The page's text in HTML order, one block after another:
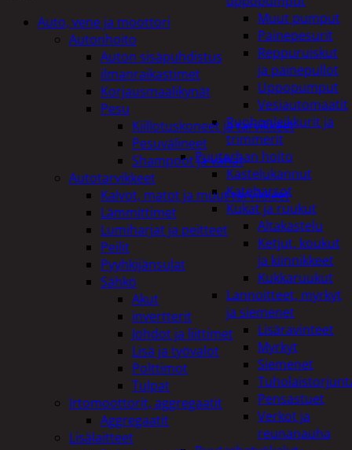
Muut pumput
Painepesurit
Reppuruiskut
ja painepullot
Uppopumput
Vesiautomaatit
Ruohonleikkurit ja
trimmerit
Puutarhan hoito
Kastelukannut
Kateharsot
Kukat ja ruukut
Altakastelu
Ketjut, koukut
ja kiinnikkeet
Kukkaruukut
Lannoitteet, myrkyt
ja siemenet
Lisäravinteet
Myrkyt
Siemenet
Pensastuet
Verkot ja
reunanauha
Auto, vene ja moottori
Autonhoito
Auton sisäpuhdistus
ilmanraikastimet
Korjausmaalikynät
Pesu
Kiillotuskoneet ja tarvikkeet
Pesuvälineet
Shampoot ja vahat
Autotarvikkeet
Kalvot, matot ja muut tarvikkeet
Lämmittimet
Lumiharjat ja peitteet
Peilit
Pyyhkijänsulat
Sähkö
Akut
invertterit
Johdot ja liittimet
Lisä ja työvalot
Polttimot
Tulpat
Irtomoottorit, aggregaatit
Aggregaatit
Lisälaitteet